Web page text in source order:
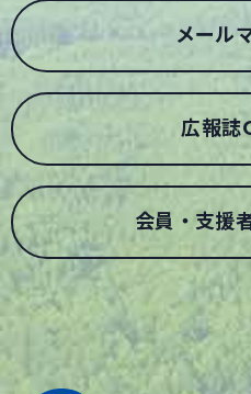
メール
広報誌
会員・支援